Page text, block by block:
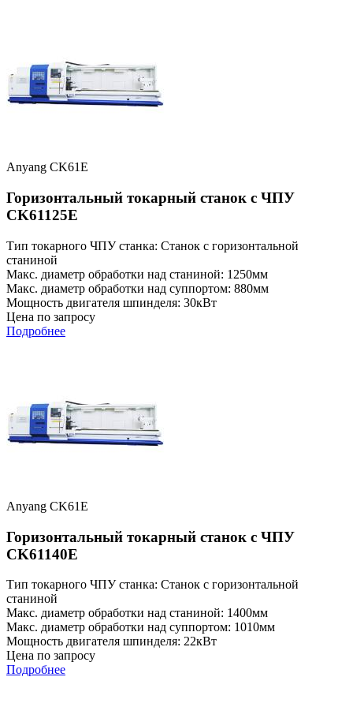
Anyang CK61E
Горизонтальный токарный станок с ЧПУ
CK61125E
Тип токарного ЧПУ станка: Станок с горизонтальной
станиной
Макс. диаметр обработки над станиной: 1250мм
Макс. диаметр обработки над суппортом: 880мм
Мощность двигателя шпинделя: 30кВт
Цена по запросу
Подробнее
Anyang CK61E
Горизонтальный токарный станок с ЧПУ
CK61140E
Тип токарного ЧПУ станка: Станок с горизонтальной
станиной
Макс. диаметр обработки над станиной: 1400мм
Макс. диаметр обработки над суппортом: 1010мм
Мощность двигателя шпинделя: 22кВт
Цена по запросу
Подробнее